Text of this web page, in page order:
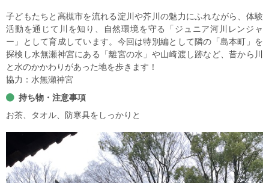
子どもたちと高槻市を流れる淀川や芥川の魅力にふれながら、体験
活動を通じて川を知り、自然環境を守る「ジュニア河川レンジャ
ー」として育成しています。今回は特別編として隣の「島本町」を
探検し水無瀬神宮にある「離宮の水」や山崎渡し跡など、昔から川
と水のかかわりがあった地を歩きます！
協力：水無瀬神宮
持ち物・注意事項
お茶、タオル、防寒具をしっかりと